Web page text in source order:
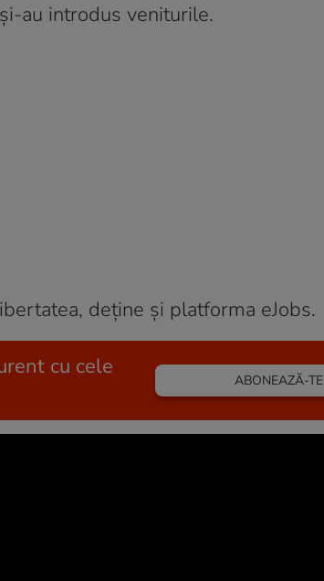
au introdus veniturile.
deține și platforma eJobs.
cu cele
ABONEAZĂ-TE